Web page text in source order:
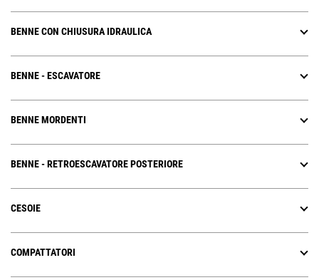
BENNE CON CHIUSURA IDRAULICA
BENNE - ESCAVATORE
BENNE MORDENTI
BENNE - RETROESCAVATORE POSTERIORE
CESOIE
COMPATTATORI